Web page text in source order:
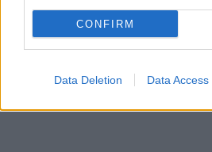
CONFIRM
Data Deletion Data Access